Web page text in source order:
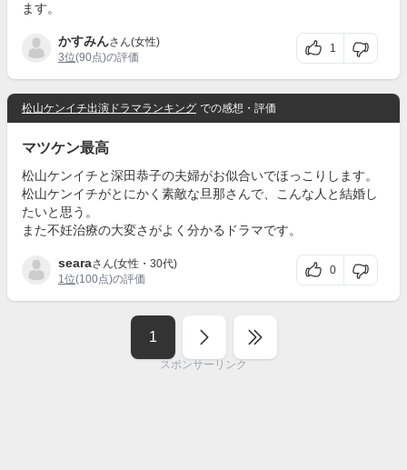
ます。
かすみんさん(女性)
3位(90点)の評価
1
松山ケンイチ出演ドラマランキング での感想・評価
マツケン最高
松山ケンイチと深田恭子の夫婦がお似合いでほっこりします。
松山ケンイチがとにかく素敵な旦那さんで、こんな人と結婚し
たいと思う。
また不妊治療の大変さがよく分かるドラマです。
searaさん(女性・30代)
1位(100点)の評価
0
1
スポンサーリンク